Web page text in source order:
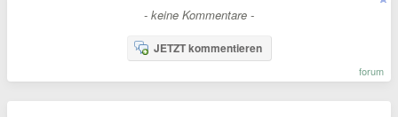
- keine Kommentare -
JETZT kommentieren
forum